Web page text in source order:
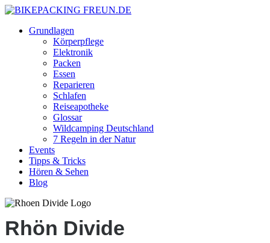
Grundlagen
Körperpflege
Elektronik
Packen
Essen
Reparieren
Schlafen
Reiseapotheke
Glossar
Wildcamping Deutschland
7 Regeln in der Natur
Events
Tipps & Tricks
Hören & Sehen
Blog
Rhön Divide